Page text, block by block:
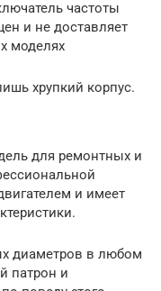
частоты
и не доставляет
моделях
хрупкий корпус.
для ремонтных и
и имеет
диаметров в любом
патрон и